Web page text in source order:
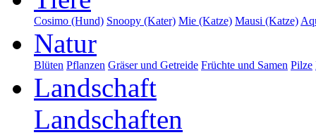
Cosimo (Hund) Snoopy (Kater) Mie (Katze) Mausi (Katze)
Natur
Blüten Pflanzen Gräser und Getreide Früchte und Samen Pilze
Landschaft
Landschaften